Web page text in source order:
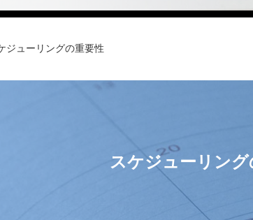
ジューリングの重要性
スケジューリング